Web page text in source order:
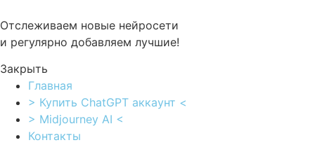
к
содержимому
Отслеживаем новые нейросети
и регулярно добавляем лучшие!
Закрыть
Главная
> Купить ChatGPT аккаунт <
> Midjourney AI <
Контакты